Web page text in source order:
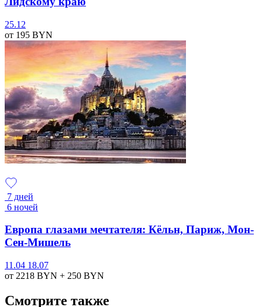
25.12
от 195 BYN
7 дней
6 ночей
Европа глазами мечтателя: Кёльн, Париж, Мон-
Сен-Мишель
11.04 18.07
от 2218 BYN + 250 BYN
Смотрите также